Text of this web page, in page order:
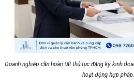
Doanh nghiệp cần hoàn tất thủ tục đăng ký kinh
hoạt động hợp pháp.